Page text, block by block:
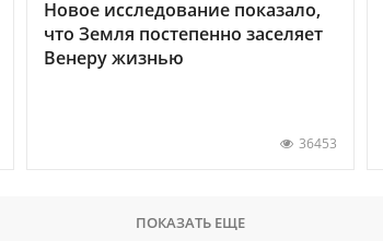
Новое исследование показало,
что Земля постепенно заселяет
Венеру жизнью
36453
ПОКАЗАТЬ ЕЩЕ